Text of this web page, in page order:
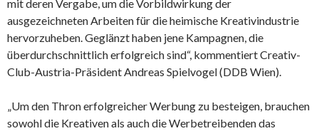
mit deren Vergabe, um die Vorbildwirkung der
ausgezeichneten Arbeiten für die heimische Kreativindustrie
hervorzuheben. Geglänzt haben jene Kampagnen, die
überdurchschnittlich erfolgreich sind“, kommentiert Creativ-
Club-Austria-Präsident Andreas Spielvogel (DDB Wien).
„Um den Thron erfolgreicher Werbung zu besteigen, brauchen
sowohl die Kreativen als auch die Werbetreibenden das